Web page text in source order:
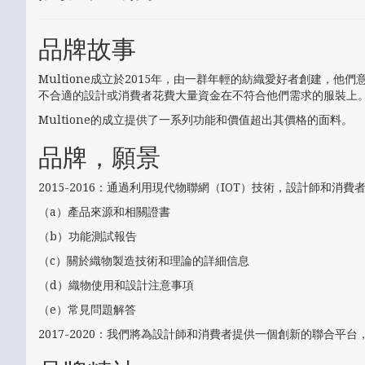
品牌故事
Multione成立於2015年，由一群年輕的紡織愛好者創建，他們
不合適的設計或消費者花費大量資金在不符合他們需求的服裝上
Multione的成立提供了一系列功能和價值超出其價格的面料。
品牌，願景
2015-2016：通過利用現代物聯網（IOT）技術，設計師和消
（a）產品來源和相關證書
（b）功能測試報告
（c）關於織物製造技術和理論的詳細信息
（d）織物使用和設計注意事項
（e）常見問題解答
2017-2020：我們將為設計師和消費者提供一個創新的聯合平